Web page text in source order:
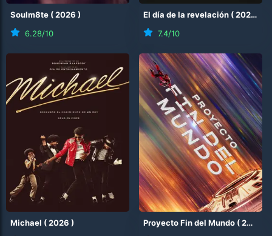
Soulm8te (2026 )
6.28/10
El día de la revelación (2026 )
7.4/10
Michael (2026 )
Proyecto Fin del Mundo (2026